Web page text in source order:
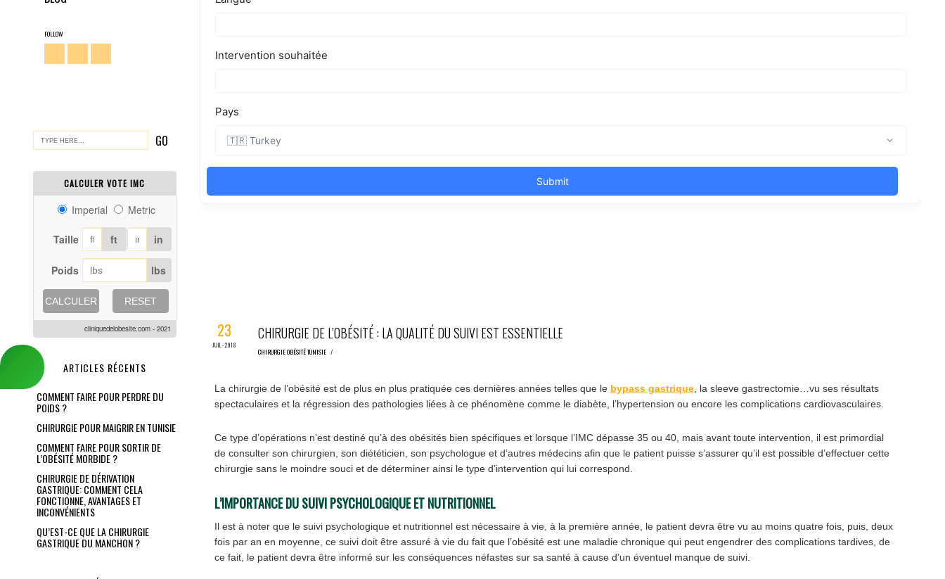
FOLLOW
CALCULER VOTE IMC
Imperial Metric
Taille ft in
Poids lbs
CALCULER RESET
cliniquedelobesite.com - 2021
ARTICLES RÉCENTS
COMMENT FAIRE POUR PERDRE DU
POIDS ?
CHIRURGIE POUR MAIGRIR EN TUNISIE
COMMENT FAIRE POUR SORTIR DE
L’OBÉSITÉ MORBIDE ?
CHIRURGIE DE DÉRIVATION
GASTRIQUE: COMMENT CELA
FONCTIONNE, AVANTAGES ET
INCONVÉNIENTS
QU’EST-CE QUE LA CHIRURGIE
GASTRIQUE DU MANCHON ?
23
JUIL-2018
CHIRURGIE DE L’OBÉSITÉ : LA QUALITÉ DU SUIVI EST ESSENTIELLE
CHIRURGIE OBÉSITÉ TUNISIE/
La chirurgie de l’obésité est de plus en plus pratiquée ces dernières années telles que le bypass gastrique, la sleeve gastrectomie…vu ses résultats
spectaculaires et la régression des pathologies liées à ce phénomène comme le diabète, l’hypertension ou encore les complications cardiovasculaires.
Ce type d’opérations n’est destiné qu’à des obésités bien spécifiques et lorsque l’IMC dépasse 35 ou 40, mais avant toute intervention, il est primordial
de consulter son chirurgien, son diététicien, son psychologue et d’autres médecins afin que le patient puisse s’assurer qu’il est possible d’effectuer cette
chirurgie sans le moindre souci et de déterminer ainsi le type d’intervention qui lui correspond.
L’IMPORTANCE DU SUIVI PSYCHOLOGIQUE ET NUTRITIONNEL
Il est à noter que le suivi psychologique et nutritionnel est nécessaire à vie, à la première année, le patient devra être vu au moins quatre fois, puis, deux
fois par an en moyenne, ce suivi doit être assuré à vie du fait que l’obésité est une maladie chronique qui peut engendrer des complications tardives, de
ce fait, le patient devra être informé sur les conséquences néfastes sur sa santé à cause d’un éventuel manque de suivi.